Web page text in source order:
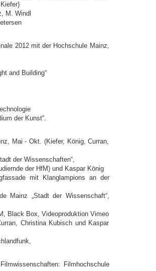
M. Windl
2012 mit der Hochschule Mainz,
and Building“
der Kunst“.
Mai - Okt. (Kiefer, König, Curran,
der Wissenschaften“,
der HfM) und Kaspar König
mit Klanglampions an der
Mainz „Stadt der Wissenschaft“,
Black Box, Videoproduktion Vimeo
Christina Kubisch und Kaspar
Filmhochschule